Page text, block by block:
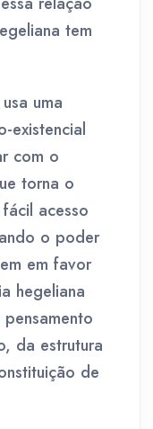
tem
uma
existencial
com o
torna o
acesso
o poder
em favor
hegeliana
da estrutura
de